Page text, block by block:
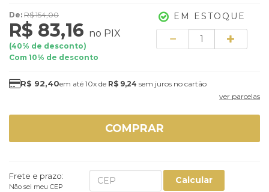
De: R$ 154,00
R$ 83,16 no PIX
(40% de desconto)
Com 10% de desconto
EM ESTOQUE
R$ 92,40 10x de R$ 9,24 sem juros
ver parcelas
COMPRAR
Frete e prazo:
Não sei meu CEP
Calcular